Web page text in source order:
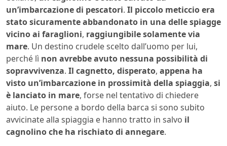
un’imbarcazione di pescatori. Il piccolo meticcio era
stato sicuramente abbandonato in una delle spiagge
vicino ai faraglioni, raggiungibile solamente via
mare. Un destino crudele scelto dall’uomo per lui,
perché lì non avrebbe avuto nessuna possibilità di
sopravvivenza. Il cagnetto, disperato, appena ha
visto un’imbarcazione in prossimità della spiaggia, si
è lanciato in mare, forse nel tentativo di chiedere
aiuto. Le persone a bordo della barca si sono subito
avvicinate alla spiaggia e hanno tratto in salvo il
cagnolino che ha rischiato di annegare.